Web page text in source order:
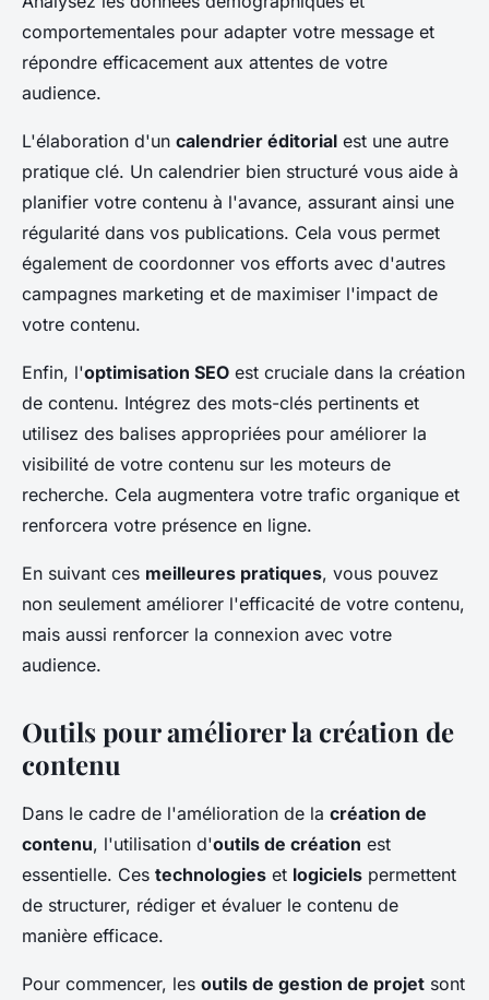
comportementales pour adapter votre message et
répondre efficacement aux attentes de votre
audience.
L'élaboration d'un calendrier éditorial est une autre
pratique clé. Un calendrier bien structuré vous aide à
planifier votre contenu à l'avance, assurant ainsi une
régularité dans vos publications. Cela vous permet
également de coordonner vos efforts avec d'autres
campagnes marketing et de maximiser l'impact de
votre contenu.
Enfin, l'optimisation SEO est cruciale dans la création
de contenu. Intégrez des mots-clés pertinents et
utilisez des balises appropriées pour améliorer la
visibilité de votre contenu sur les moteurs de
recherche. Cela augmentera votre trafic organique et
renforcera votre présence en ligne.
En suivant ces meilleures pratiques, vous pouvez
non seulement améliorer l'efficacité de votre contenu,
mais aussi renforcer la connexion avec votre
audience.
Outils pour améliorer la création de
contenu
Dans le cadre de l'amélioration de la création de
contenu, l'utilisation d'outils de création est
essentielle. Ces technologies et logiciels permettent
de structurer, rédiger et évaluer le contenu de
manière efficace.
Pour commencer, les outils de gestion de projet sont